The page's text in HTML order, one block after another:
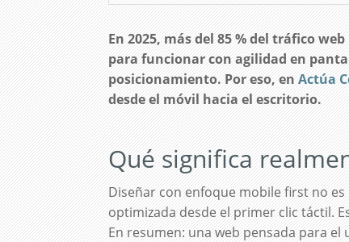
En 2025, más del 85 % del tráfico
para funcionar con agilidad en
posicionamiento. Por eso, enActúa
desde el móvil hacia el escritorio.
Qué significa
Diseñar con enfoque mobile first no
optimizada desde el primer clic táctil.
En resumen: una web pensada para